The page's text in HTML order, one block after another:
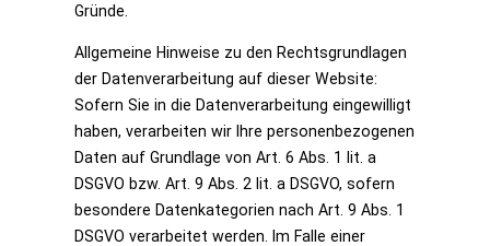
Gründe.
Allgemeine Hinweise zu den Rechtsgrundlagen
der Datenverarbeitung auf dieser Website:
Sofern Sie in die Datenverarbeitung eingewilligt
haben, verarbeiten wir Ihre personenbezogenen
Daten auf Grundlage von Art. 6 Abs. 1 lit. a
DSGVO bzw. Art. 9 Abs. 2 lit. a DSGVO, sofern
besondere Datenkategorien nach Art. 9 Abs. 1
DSGVO verarbeitet werden. Im Falle einer